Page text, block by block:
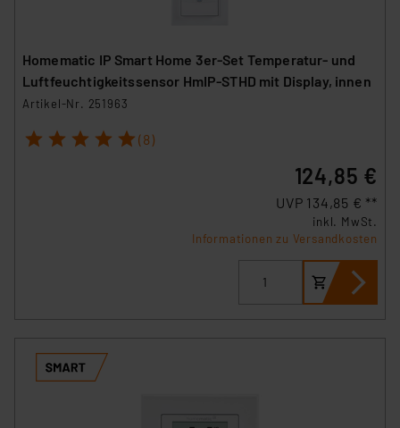
Homematic IP Smart Home 3er-Set Temperatur- und
Luftfeuchtigkeitssensor HmIP-STHD mit Display, innen
Artikel-Nr. 251963
1 2 3 4 5 (8)
124,85 €
UVP 134,85 € **
inkl. MwSt.
Informationen zu Versandkosten